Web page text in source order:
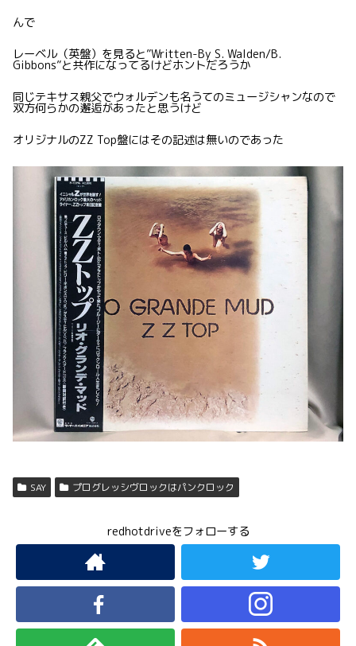
んで
レーベル（英盤）を見ると”Written-By S. Walden/B.
Gibbons”と共作になってるけどホントだろうか
同じテキサス親父でウォルデンも名うてのミュージシャンなので
双方何らかの邂逅があったと思うけど
オリジナルのZZ Top盤にはその記述は無いのであった
SAY プログレッシヴロックはパンクロック
redhotdriveをフォローする